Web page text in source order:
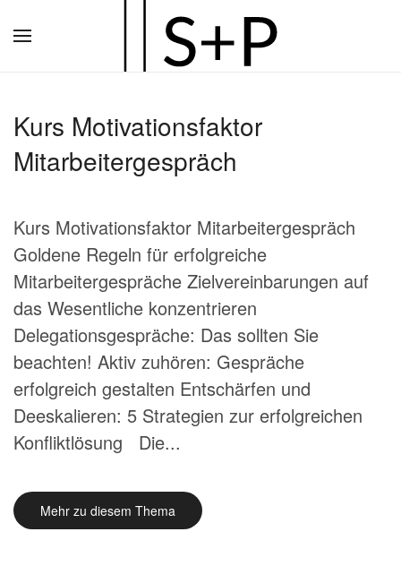
Hauptinhalt
Kurs Motivationsfaktor
Mitarbeitergespräch
Kurs Motivationsfaktor Mitarbeitergespräch
Goldene Regeln für erfolgreiche
Mitarbeitergespräche Zielvereinbarungen auf
das Wesentliche konzentrieren
Delegationsgespräche: Das sollten Sie
beachten! Aktiv zuhören: Gespräche
erfolgreich gestalten Entschärfen und
Deeskalieren: 5 Strategien zur erfolgreichen
Konfliktlösung Die...
Mehr zu diesem Thema